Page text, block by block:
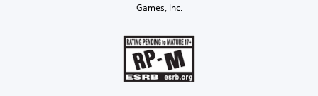
Games, Inc.